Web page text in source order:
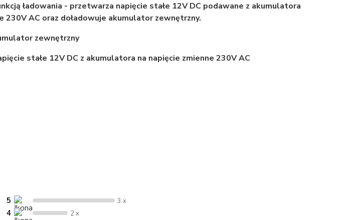
ładowania - przetwarza napięcie stałe 12V DC podawane z akumulatora
230V AC oraz doładowuje akumulator zewnętrzny.
zewnętrzny
stałe 12V DC z akumulatora na napięcie zmienne 230V AC
5 3 x
4 2 x